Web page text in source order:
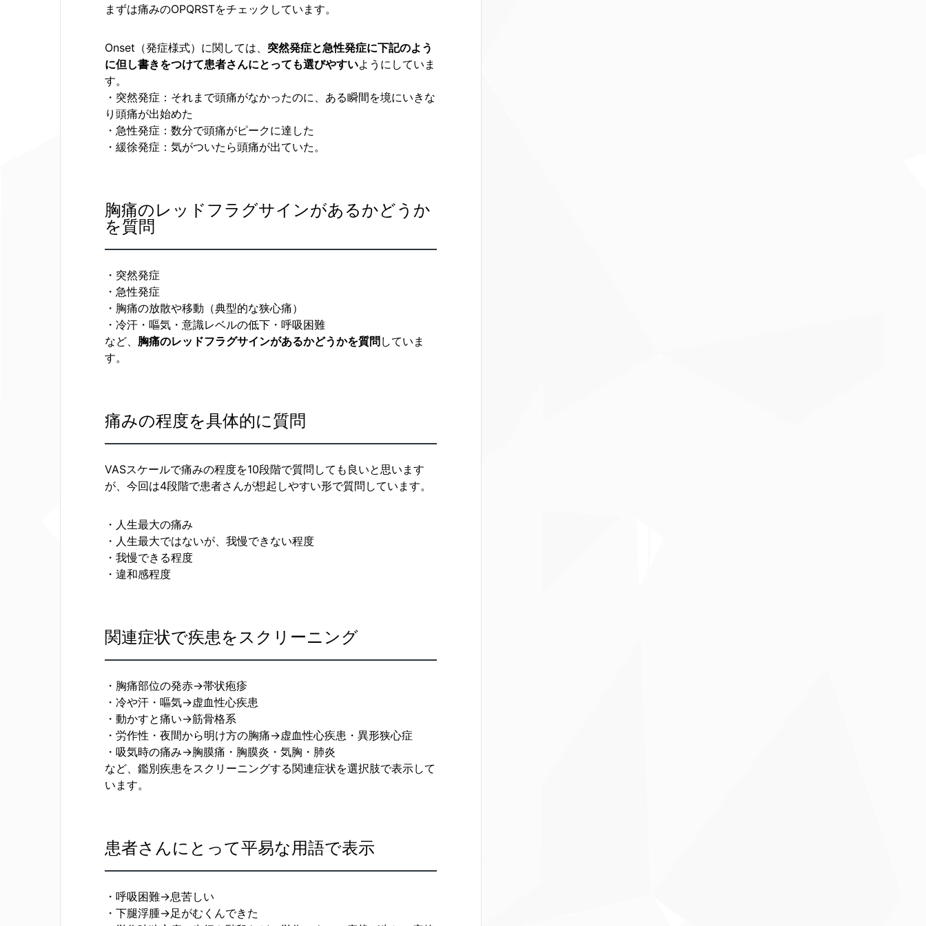
まずは痛みのOPQRSTをチェックしています。
Onset（発症様式）に関しては、 突然発症と急性発症に下記のよう
に但し書きをつけて患者さんにとっても選びやすいようにしていま
す。
・突然発症：それまで頭痛がなかったのに、ある瞬間を境にいきな
り頭痛が出始めた
・急性発症：数分で頭痛がピークに達した
・緩徐発症：気がついたら頭痛が出ていた。
胸痛のレッドフラグサインがあるかどうか
を質問
・突然発症
・急性発症
・胸痛の放散や移動（典型的な狭心痛）
・冷汗・嘔気・意識レベルの低下・呼吸困難
など、 胸痛のレッドフラグサインがあるかどうかを質問 していま
す。
痛みの程度を具体的に質問
VASスケールで痛みの程度を10段階で質問しても良いと思います
が、今回は4段階で患者さんが想起しやすい形で質問しています。
・人生最大の痛み
・人生最大ではないが、我慢できない程度
・我慢できる程度
・違和感程度
関連症状で疾患をスクリーニング
・胸痛部位の発赤→帯状疱疹
・冷や汗・嘔気→虚血性心疾患
・動かすと痛い→筋骨格系
・労作性・夜間から明け方の胸痛→虚血性心疾患・異形狭心症
・吸気時の痛み→胸膜痛・胸膜炎・気胸・肺炎
など、鑑別疾患をスクリーニングする関連症状を選択肢で表示して
います。
患者さんにとって平易な用語で表示
・呼吸困難→息苦しい
・下腿浮腫→足がむくんできた